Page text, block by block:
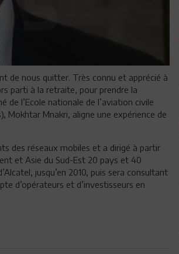
de nous quitter. Très connu et apprécié à
parti à la retraite, pour prendre la
de l’Ecole nationale de l’aviation civile
Mokhtar Mnakri, aligne une expérience de
des réseaux mobiles et a dirigé à partir
et Asie du Sud-Est 20 pays et 40
jusqu’en 2010, puis sera consultant
d’opérateurs et d’investisseurs en